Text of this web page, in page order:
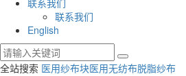
联系我们
联系我们
English
全站搜索 医用纱布块医用无纺布脱脂纱布